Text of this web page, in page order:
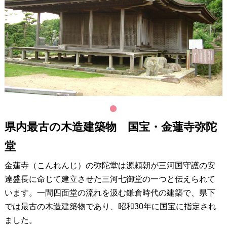
県内最古の木造建築物 国宝・金蓮寺弥陀
堂
金蓮寺（こんれんじ）の弥陀堂は源頼朝が三河国守護の安
達盛長に命じて建立させた三河七御堂の一つと伝えられて
います。一間四面堂の流れを汲む鎌倉時代の建築で、県下
では最古の木造建築物であり、昭和30年に国宝に指定され
ました。